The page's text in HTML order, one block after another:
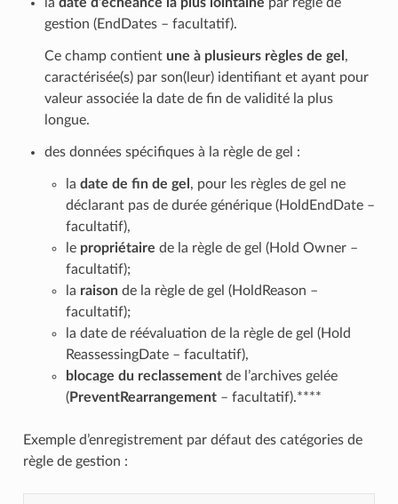
gestion (EndDates – facultatif).
Ce champ contient une à plusieurs règles de gel ,
caractérisée(s) par son(leur) identifiant et ayant pour
valeur associée la date de fin de validité la plus
longue.
des données spécifiques à la règle de gel :
la date de fin de gel , pour les règles de gel ne
déclarant pas de durée générique (HoldEndDate –
facultatif),
le propriétaire de la règle de gel (Hold Owner –
facultatif);
la raisonde la règle de gel (HoldReason –
facultatif);
la date de réévaluation de la règle de gel (Hold
ReassessingDate – facultatif),
blocage du reclassementde l’archives gelée
(PreventRearrangement– facultatif).****
Exemple d’enregistrement par défaut des catégories de
règle de gestion :